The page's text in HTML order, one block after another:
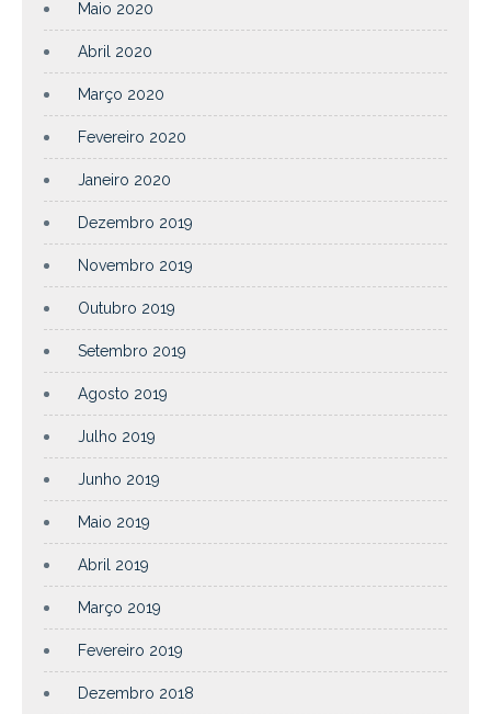
Maio 2020
Abril 2020
Março 2020
Fevereiro 2020
Janeiro 2020
Dezembro 2019
Novembro 2019
Outubro 2019
Setembro 2019
Agosto 2019
Julho 2019
Junho 2019
Maio 2019
Abril 2019
Março 2019
Fevereiro 2019
Dezembro 2018